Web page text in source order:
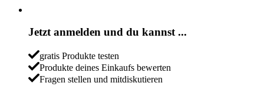
Jetzt anmelden und du kannst ...
gratis Produkte testen
Produkte deines Einkaufs bewerten
Fragen stellen und mitdiskutieren